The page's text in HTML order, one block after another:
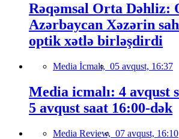
Rəqəmsal Orta Dəhliz:
Azərbaycan Xəzərin
optik xətlə birləşdirdi
Media İcmalı, 05 avqust, 16:37
Media icmalı: 4 avqust
5 avqust saat 16:00-dək
Media Review, 07 avqust, 16:10